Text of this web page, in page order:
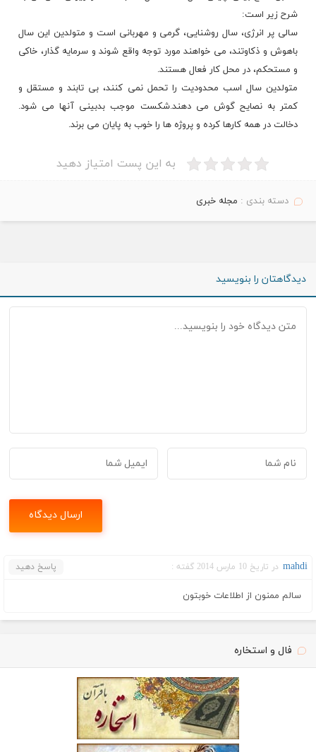
شرح زیر است:
سالی پر انرژی، سال روشنایی، گرمی و مهربانی است و متولدین این سال
باهوش و ذکاوتند، می خواهند مورد توجه واقع شوند و سرمایه گذار، خاکی
و مستحکم، در محل کار فعال هستند.
متولدین سال اسب محدودیت را تحمل نمی کنند، بی تابند و مستقل و
کمتر به نصایح گوش می دهند.شکست موجب بدبینی آنها می شود.
دخالت در همه کارها کرده و پروژه ها را خوب به پایان می برند.
به این پست امتیاز دهید
دسته بندی : مجله خبری
دیدگاهتان را بنویسید
mahdi در تاریخ 10 مارس 2014 گفته : پاسخ دهید
سالم ممنون از اطلاعات خوبتون
فال و استخاره